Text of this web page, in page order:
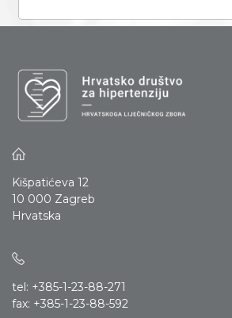
Kišpatićeva 12
10 000 Zagreb
Hrvatska
tel: +385-1-23-88-271
fax: +385-1-23-88-592